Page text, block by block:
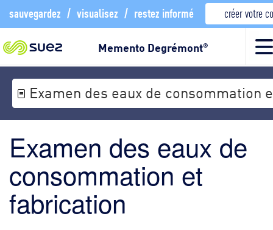
sauvegardez / visualisez / restez informé créer votre
Memento Degrémont®
Examen des eaux de consommation
Examen des eaux de
consommation et
fabrication